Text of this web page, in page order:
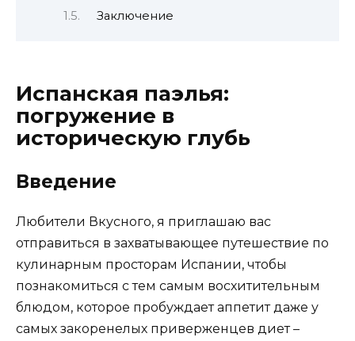
Заключение
Испанская паэлья:
погружение в
историческую глубь
Введение
Любители Вкусного, я приглашаю вас
отправиться в захватывающее путешествие по
кулинарным просторам Испании, чтобы
познакомиться с тем самым восхитительным
блюдом, которое пробуждает аппетит даже у
самых закоренелых приверженцев диет –